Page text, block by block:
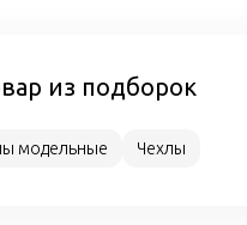
из подборок
модельные Чехлы